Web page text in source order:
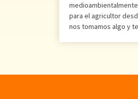
para el agricultor
nos tomamos algo y